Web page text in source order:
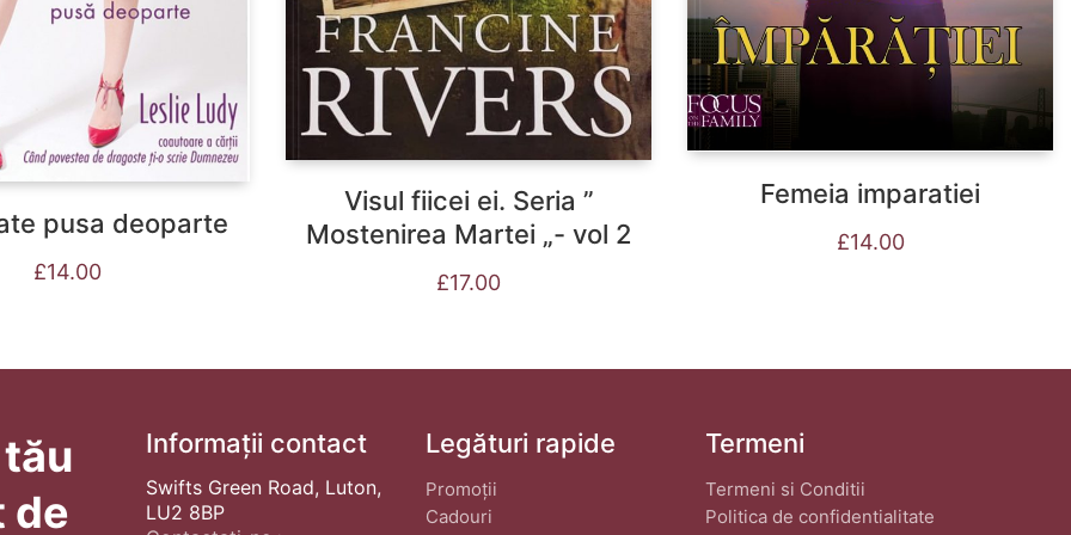
pusa deoparte
£14.00
Visul fiicei ei. Seria ”
Mostenirea Martei „- vol 2
£17.00
Femeia imparatiei
£14.00
de
Informații contact
Swifts Green Road, Luton,
LU2 8BP
Legături rapide
Promoții
Cadouri
Termeni
Termeni si Conditii
Politica de confidentialitate